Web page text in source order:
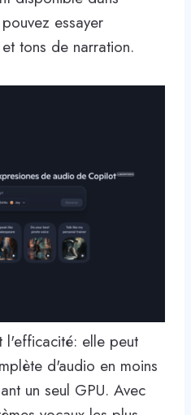
essayer
tons de narration.
l'efficacité: elle peut
d'audio en moins
un seul GPU. Avec